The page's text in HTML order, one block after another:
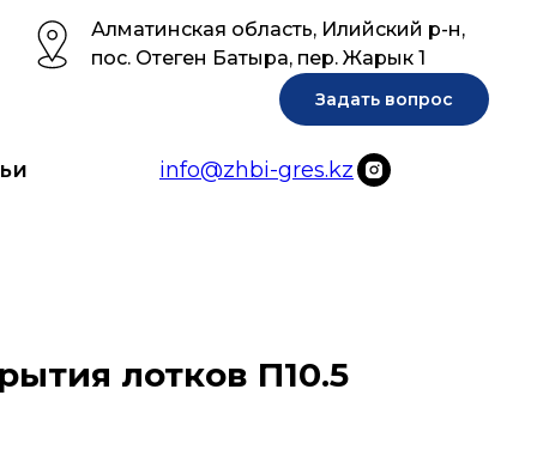
Алматинская область, Илийский р-н,
пос. Отеген Батыра, пер. Жарык 1
Задать вопрос
info@zhbi-gres.kz
лотков П10.5